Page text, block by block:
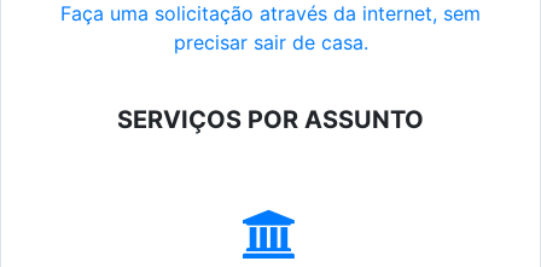
Faça uma solicitação através da internet, sem
precisar sair de casa.
SERVIÇOS POR ASSUNTO